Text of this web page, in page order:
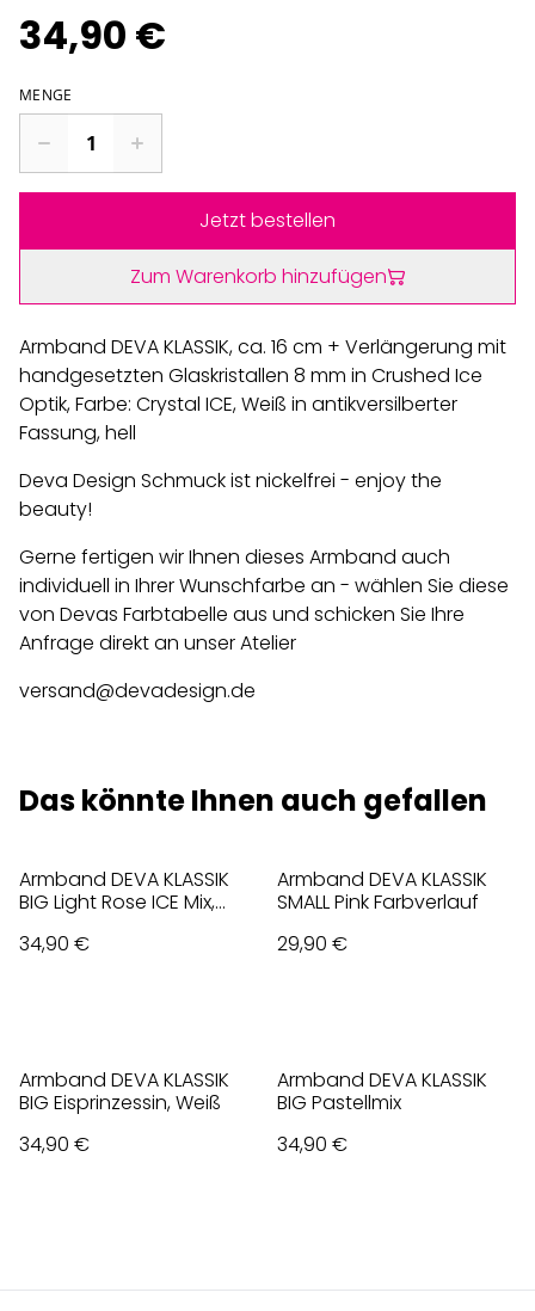
34,90 €
MENGE
Jetzt bestellen
Zum Warenkorb hinzufügen
Armband DEVA KLASSIK, ca. 16 cm + Verlängerung mit
handgesetzten Glaskristallen 8 mm in Crushed Ice
Optik, Farbe: Crystal ICE, Weiß in antikversilberter
Fassung, hell
Deva Design Schmuck ist nickelfrei - enjoy the
beauty!
Gerne fertigen wir Ihnen dieses Armband auch
individuell in Ihrer Wunschfarbe an - wählen Sie diese
von Devas Farbtabelle aus und schicken Sie Ihre
Anfrage direkt an unser Atelier
versand@devadesign.de
Das könnte Ihnen auch gefallen
Armband DEVA KLASSIK
BIG Light Rose ICE Mix,
34,90 €
Armband DEVA KLASSIK
SMALL Pink Farbverlauf
29,90 €
Armband DEVA KLASSIK
BIG Eisprinzessin, Weiß
34,90 €
Armband DEVA KLASSIK
BIG Pastellmix
34,90 €